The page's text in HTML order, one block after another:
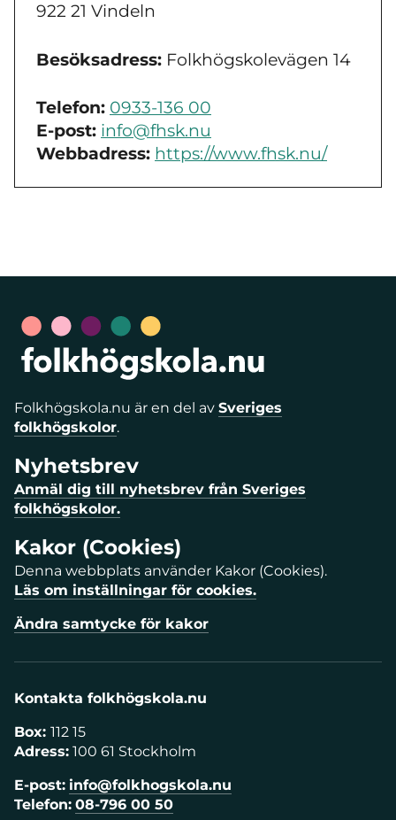
922 21 Vindeln
Besöksadress: Folkhögskolevägen 14
Telefon: 0933-136 00
E-post: info@fhsk.nu
Webbadress: https://www.fhsk.nu/
Folkhögskola.nu är en del av Sveriges
folkhögskolor.
Nyhetsbrev
Anmäl dig till nyhetsbrev från Sveriges
folkhögskolor.
Kakor (Cookies)
Denna webbplats använder Kakor (Cookies).
Läs om inställningar för cookies.
Ändra samtycke för kakor
Kontakta folkhögskola.nu
Box: 112 15
Adress: 100 61 Stockholm
E-post: info@folkhogskola.nu
Telefon: 08-796 00 50